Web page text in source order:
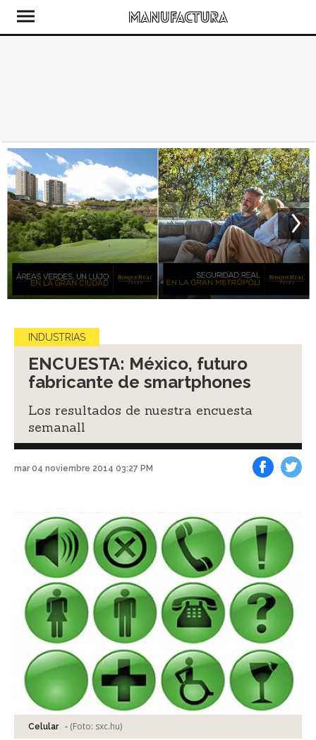
INDUSTRIAS
ENCUESTA: México, futuro
fabricante de smartphones
Los resultados de nuestra encuesta
semanall
mar 04 noviembre 2014 03:27 PM
Celular - (Foto: sxc.hu)